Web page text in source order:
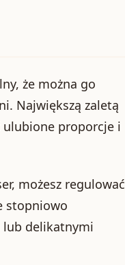
że można go
Największą zaletą
ulubione proporcje i
możesz regulować
stopniowo
lub delikatnymi